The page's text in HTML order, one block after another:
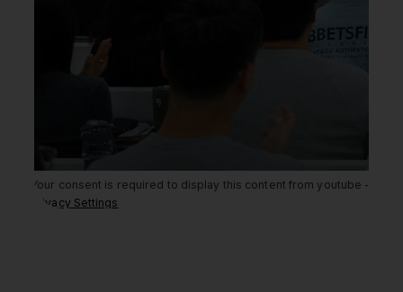
Your consent is required to display this content from youtube -
Privacy Settings